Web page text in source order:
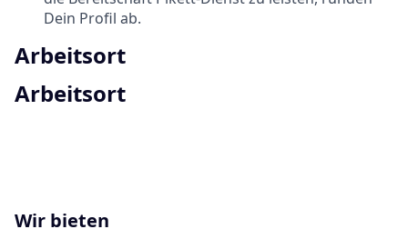
Dein Profil ab.
Arbeitsort
Arbeitsort
Wir bieten